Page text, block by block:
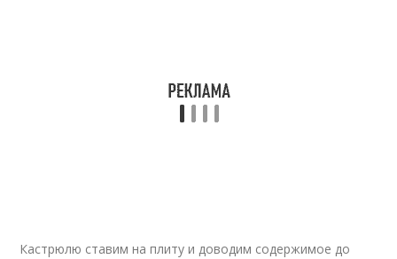
Кастрюлю ставим на плиту и доводим содержимое до